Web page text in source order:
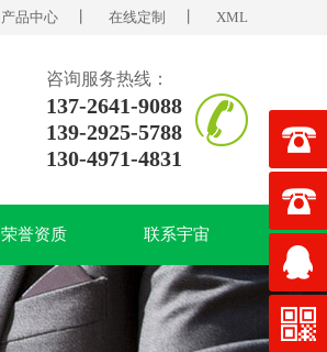
产品中心 在线定制 XML
咨询服务热线：
137-2641-9088
139-2925-5788
130-4971-4831
荣誉资质 联系宇宙